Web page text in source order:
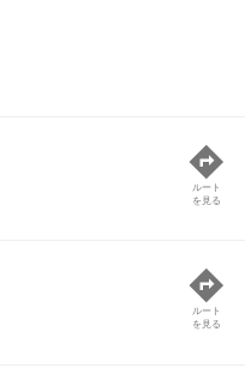
ルート
を見る
ルート
を見る